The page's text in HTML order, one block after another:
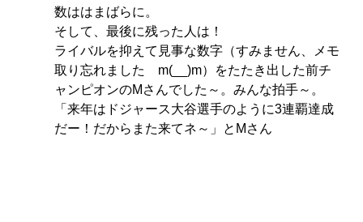
数ははまばらに。
そして、最後に残った人は！
ライバルを抑えて見事な数字（すみません、メモ
取り忘れました　m(__)m）をたたき出した前チ
ャンピオンのMさんでした～。みんな拍手～。
「来年はドジャース大谷選手のように3連覇達成
だー！だからまた来てネ～」とMさん